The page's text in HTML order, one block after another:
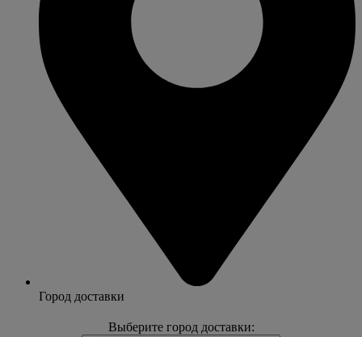
Город доставки
Выберите город доставки: